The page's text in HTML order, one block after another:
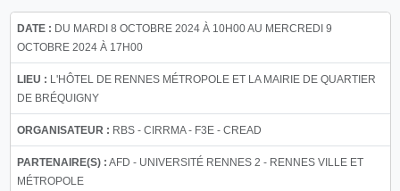
DATE : DU MARDI 8 OCTOBRE 2024 À 10H00 AU MERCREDI 9
OCTOBRE 2024 À 17H00
LIEU : L'HÔTEL DE RENNES MÉTROPOLE ET LA MAIRIE DE QUARTIER
DE BRÉQUIGNY
ORGANISATEUR : RBS - CIRRMA - F3E - CREAD
PARTENAIRE(S) : AFD - UNIVERSITÉ RENNES 2 - RENNES VILLE ET
MÉTROPOLE